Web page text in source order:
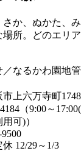
さか、ぬかた、
場所。どのエリ
／なるかわ園地
上六万寺町
（9:00～
可)）
12/29～1/3